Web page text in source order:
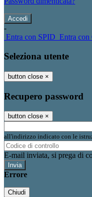
-
Entra con SPID Entra con
Seleziona utente
button close ×
Recupero password
button close ×
all'indirizzo indicato con le
E-mail inviata, si prega di
Errore
Chiudi